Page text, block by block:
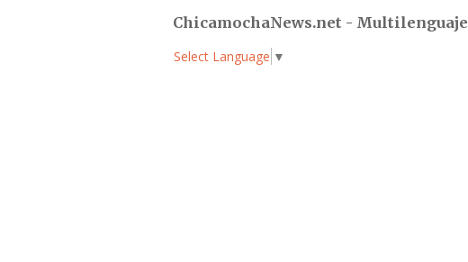
ChicamochaNews.net - Multilenguaje
Select Language ▼